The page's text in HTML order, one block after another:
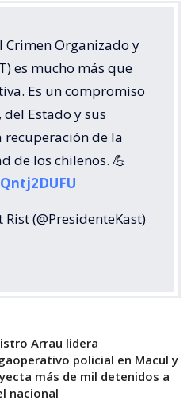
Crimen Organizado y
es mucho más que
Es un compromiso
Estado y sus
recuperación de la
de los chilenos. 💪
(@PresidenteKast)
Arrau lidera
policial en Macul y
más de mil detenidos a
nacional